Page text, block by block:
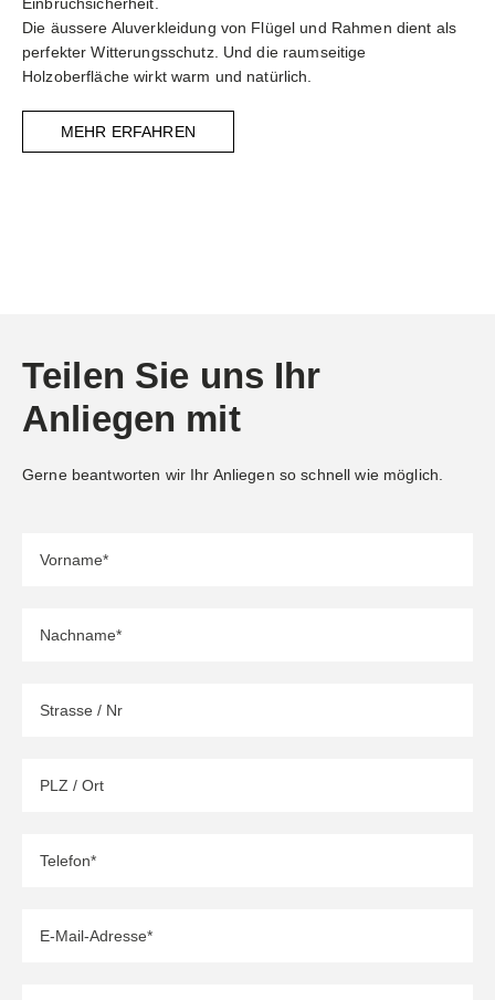
Die äussere Aluverkleidung von Flügel und Rahmen dient als
perfekter Witterungsschutz. Und die raumseitige
Holzoberfläche wirkt warm und natürlich.
MEHR ERFAHREN
Teilen Sie uns Ihr
Anliegen mit
Gerne beantworten wir Ihr Anliegen so schnell wie möglich.